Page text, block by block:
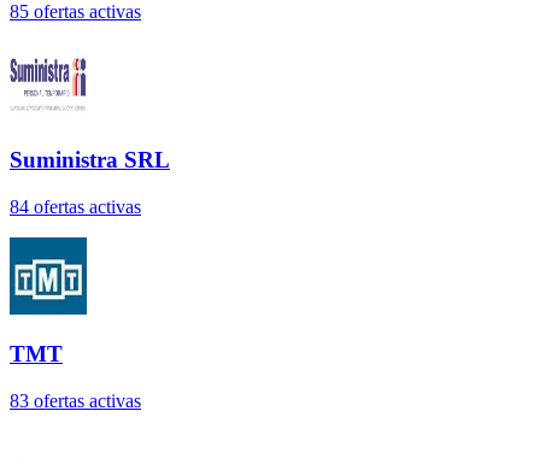
85 ofertas activas
Suministra SRL
84 ofertas activas
TMT
83 ofertas activas